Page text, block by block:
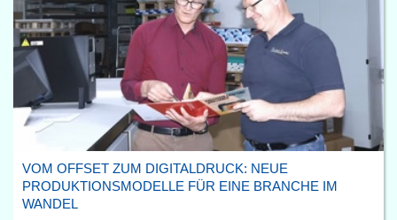
VOM OFFSET ZUM DIGITALDRUCK: NEUE
PRODUKTIONSMODELLE FÜR EINE BRANCHE IM
WANDEL